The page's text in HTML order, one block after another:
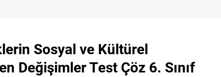
Sosyal ve Kültürel
Değişimler Test Çöz 6. Sınıf